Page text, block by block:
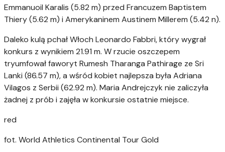
Emmanuoil Karalis (5.82 m) przed Francuzem Baptistem
Thiery (5.62 m) i Amerykaninem Austinem Millerem (5.42 n).
Daleko kulą pchał Włoch Leonardo Fabbri, który wygrał
konkurs z wynikiem 21.91 m. W rzucie oszczepem
tryumfował faworyt Rumesh Tharanga Pathirage ze Sri
Lanki (86.57 m), a wśród kobiet najlepsza była Adriana
Vilagos z Serbii (62.92 m). Maria Andrejczyk nie zaliczyła
żadnej z prób i zajęła w konkursie ostatnie miejsce.
red
fot. World Athletics Continental Tour Gold